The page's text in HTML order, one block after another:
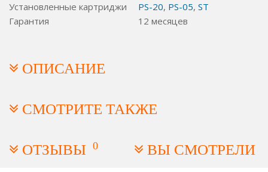
Установленные картриджи
PS-20, PS-05, ST
Гарантия
12 месяцев
ОПИСАНИЕ
СМОТРИТЕ ТАКЖЕ
ОТЗЫВЫ 0 ВЫ СМОТРЕЛИ